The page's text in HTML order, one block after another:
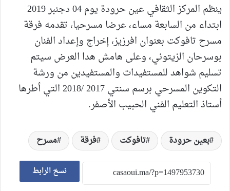
ينظم المركز الثقافي عين حرودة يوم 04 دجنبر 2019
ابتداء من السابعة مساء، عرضا مسرحيا، تقدمه فرقة
مسرح تافوكت بعنوان افرزيز، إخراج وإعداد الفنان
بوسرحان الزيتوني، وعلى هامش هدا العرض سيتم
تسليم شواهد للمستفيدات والمستفيدين من ورشة
التكوين المسرحي برسم سنتي 2017 /2018 التي أطرها
أستاذ التعليم الفني الحبيب الأصفر.
بعين حرودة تافوكت فرقة مسرح
نسخ الرابط